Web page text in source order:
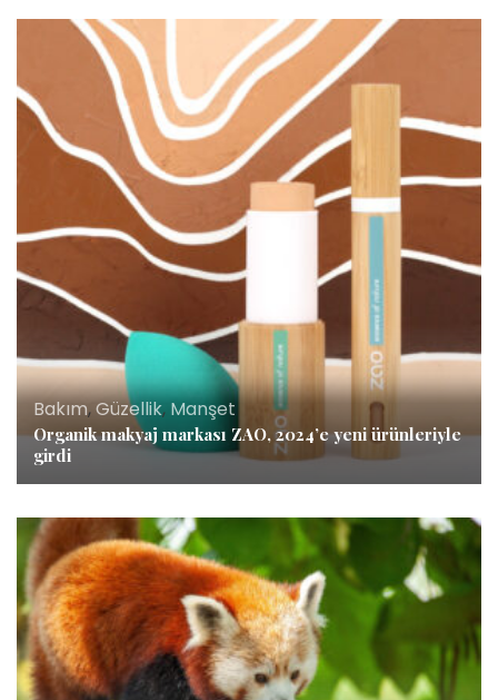
Bakım,Güzellik, Manşet
Organik makyaj markası ZAO, 2024’e yeni ürünleriyle
girdi